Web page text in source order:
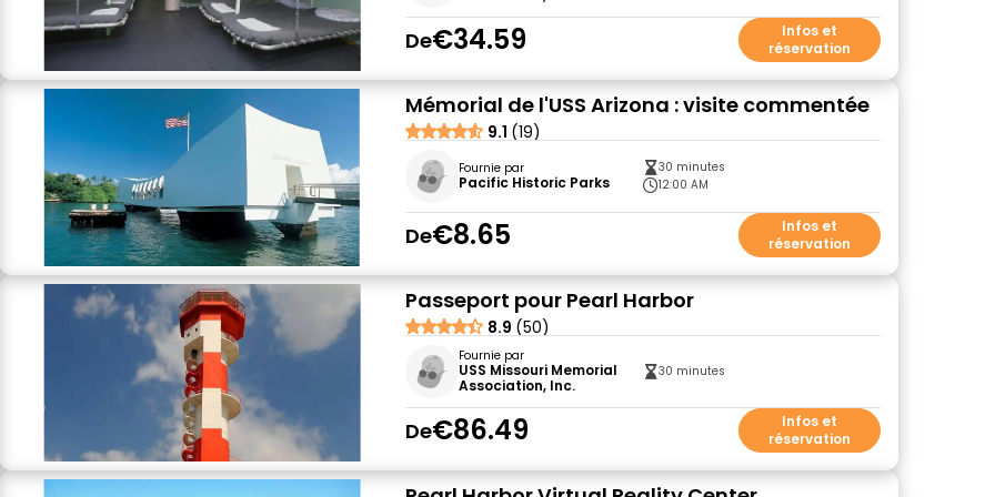
De€34.59
Infos et
réservation
Mémorial de l'USS Arizona : visite commentée
9.1 (19)
Fournie par
Pacific Historic Parks
30 minutes
12:00 AM
De€8.65
Infos et
réservation
Passeport pour Pearl Harbor
8.9 (50)
Fournie par
USS Missouri Memorial
Association, Inc.
30 minutes
De€86.49
Infos et
réservation